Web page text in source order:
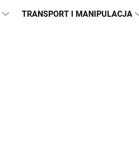
TRANSPORT I MANIPULACJA